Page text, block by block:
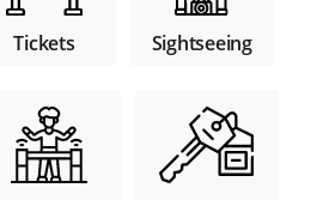
Tickets Sightseeing